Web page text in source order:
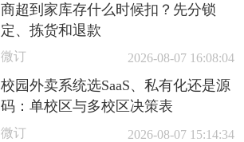
商超到家库存什么时候扣？先分锁
定、拣货和退款
微订 2026-08-07 16:08:04
校园外卖系统选SaaS、私有化还是源
码：单校区与多校区决策表
微订 2026-08-07 15:14:34